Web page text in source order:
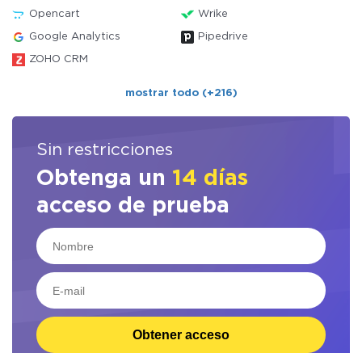
Opencart Wrike
Google Analytics Pipedrive
ZOHO CRM
mostrar todo (+216)
Sin restricciones
Obtenga un 14 días
acceso de prueba
Obtener acceso